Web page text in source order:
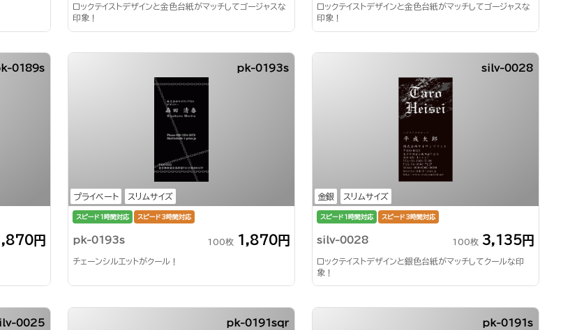
ロックテイストデザインと金色台紙がマッチしてゴージャスな
印象！
ロックテイストデザインと金色台紙がマッチしてゴージャスな
印象！
0189s
円
プライベート スリムサイズ
pk-0193s
スピード1時間対応 スピード3時間対応
pk-0193s 100枚 1,870円
チェーンシルエットがクール！
金銀 スリムサイズ
silv-0028
スピード1時間対応 スピード3時間対応
silv-0028 100枚 3,135円
ロックテイストデザインと銀色台紙がマッチしてクールな印
象！
0025 pk-0191sqr pk-0191s